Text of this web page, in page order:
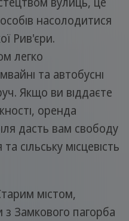
насолодитися
Рив'єри.
легко
та автобусні
Якщо ви віддаєте
оренда
дасть вам свободу
сільську місцевість
містом,
Замкового пагорба